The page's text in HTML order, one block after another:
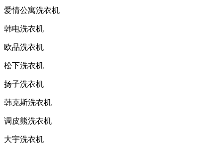
爱情公寓洗衣机
韩电洗衣机
欧品洗衣机
松下洗衣机
扬子洗衣机
韩克斯洗衣机
调皮熊洗衣机
大宇洗衣机